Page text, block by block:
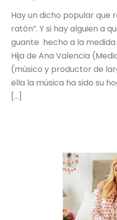
Hay un dicho popular que
ratón”. Y si hay alguien a
guante hecho a la medida
Hija de Ana Valencia
(músico y productor de
ella la música ha sido su
[…]